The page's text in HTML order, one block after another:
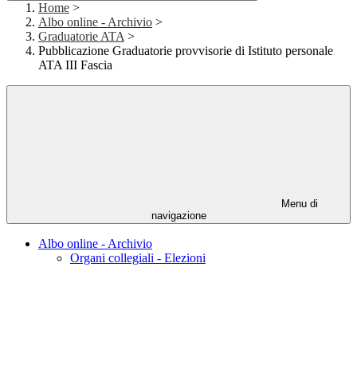
Home >
Albo online - Archivio >
Graduatorie ATA >
Pubblicazione Graduatorie provvisorie di Istituto personale
ATA III Fascia
Menu di
navigazione
Albo online - Archivio
Organi collegiali - Elezioni